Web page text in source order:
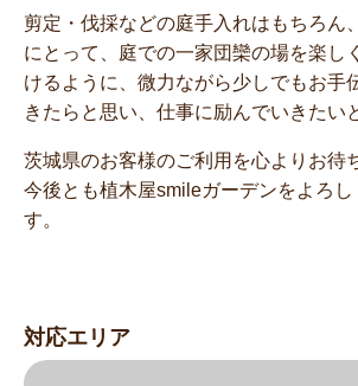
剪定・伐採などの庭手入れはもちろん
にとって、庭での一家団欒の場を楽し
けるように、微力ながら少しでもお手
きたらと思い、仕事に励んでいきたい
茨城県のお客様のご利用を心よりお待
今後とも植木屋smileガーデンをよろし
す。
対応エリア